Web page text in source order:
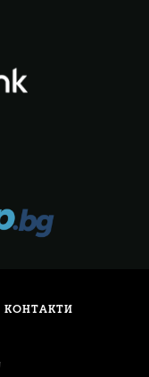
КОНТАКТИ